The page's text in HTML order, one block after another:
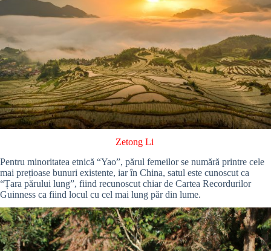
Zetong Li
Pentru minoritatea etnică “Yao”, părul femeilor se numără printre cele
mai prețioase bunuri existente, iar în China, satul este cunoscut ca
“Țara părului lung”, fiind recunoscut chiar de Cartea Recordurilor
Guinness ca fiind locul cu cel mai lung păr din lume.